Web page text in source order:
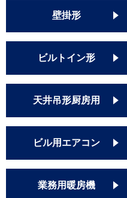
壁掛形
ビルトイン形
天井吊形厨房用
ビル用エアコン
業務用暖房機